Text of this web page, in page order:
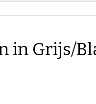
in Grijs/